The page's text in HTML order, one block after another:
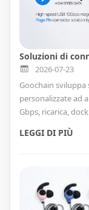
2026-07-23
Goochain
personalizzate ad
Gbps, ricarica,
accoppiamento
FPC per
LEGGI DI PIÙ